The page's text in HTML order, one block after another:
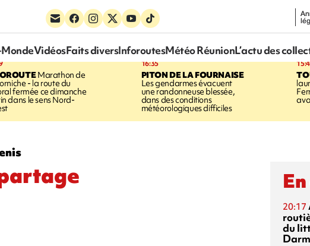
VidéosFaits diversInforoutesMétéo RéunionL’actu des
Marathon de
- la route du
fermée ce dimanche
dans le sens Nord-
16:35
PITON DE LA FOURNAISE
Les gendarmes évacuent
une randonneuse blessée,
dans des conditions
météorologiques difficiles
20:17
du